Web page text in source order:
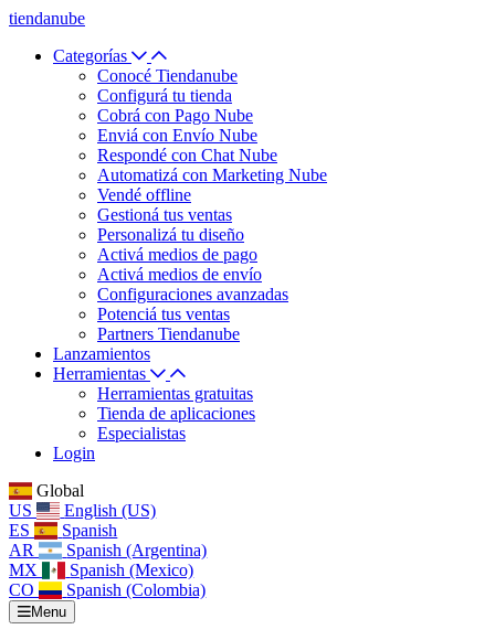
tiendanube
Categorías
Conocé Tiendanube
Configurá tu tienda
Cobrá con Pago Nube
Enviá con Envío Nube
Respondé con Chat Nube
Automatizá con Marketing Nube
Vendé offline
Gestioná tus ventas
Personalizá tu diseño
Activá medios de pago
Activá medios de envío
Configuraciones avanzadas
Potenciá tus ventas
Partners Tiendanube
Lanzamientos
Herramientas
Herramientas gratuitas
Tienda de aplicaciones
Especialistas
Login
Global
US
English (US)
ES
Spanish
AR
Spanish (Argentina)
MX
Spanish (Mexico)
CO
Spanish (Colombia)
Menu